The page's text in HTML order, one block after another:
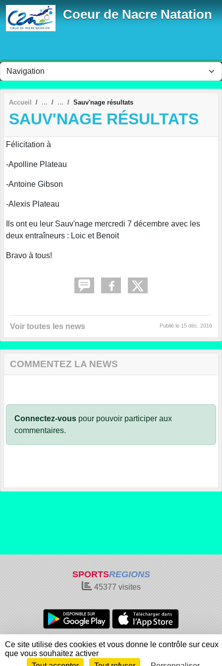
Coeur de Nacre Natation
Accueil Sauv'nage résultats
SAUV'NAGE RÉSULTATS
Félicitation à
-Apolline Plateau
-Antoine Gibson
-Alexis Plateau
Ils ont eu leur Sauv'nage mercredi 7 décembre avec les
deux entraîneurs : Loic et Benoit
Bravo à tous!
Voir toutes les news Publié le 15 déc. 2016
COMMENTEZ LA NEWS
Connectez-vous pour pouvoir participer aux
commentaires.
SPORTSREGIONS
45377 visites
Charte cookies
Gestion des cookies
Informations légales
Signaler un contenu inapproprié
Panneau de gestion des cookies
Ce site utilise des cookies et vous donne le contrôle sur ceux
que vous souhaitez activer